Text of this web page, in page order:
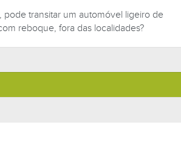
transitar um automóvel ligeiro de
reboque, fora das localidades?